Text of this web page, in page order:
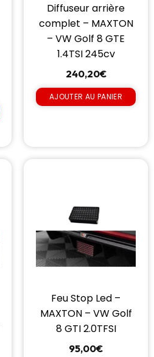
Diffuseur arrière
complet – MAXTON
– VW Golf 8 GTE
1.4TSI 245cv
240,20€
AJOUTER AU PANIER
Feu Stop Led –
MAXTON – VW Golf
8 GTI 2.0TFSI
95,00€